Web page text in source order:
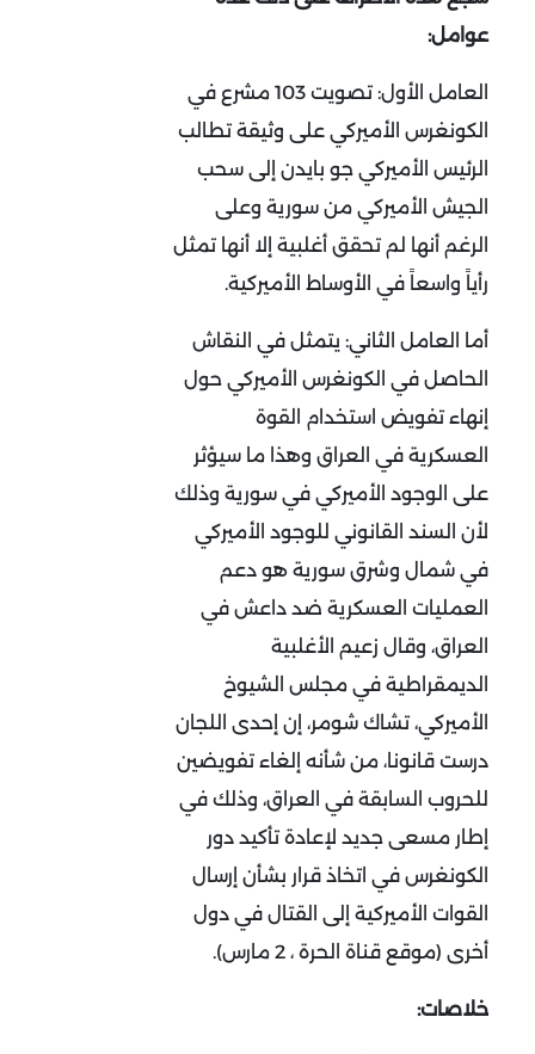
عوامل:
العامل الأول: تصويت 103 مشرع في
الكونغرس الأميركي على وثيقة تطالب
الرئيس الأميركي جو بايدن إلى سحب
الجيش الأميركي من سورية وعلى
الرغم أنها لم تحقق أغلبية إلا أنها تمثل
رأياً واسعاً في الأوساط الأميركية.
أما العامل الثاني: يتمثل في النقاش
الحاصل في الكونغرس الأميركي حول
إنهاء تفويض استخدام القوة
العسكرية في العراق وهذا ما سيؤثر
على الوجود الأميركي في سورية وذلك
لأن السند القانوني للوجود الأميركي
في شمال وشرق سورية هو دعم
العمليات العسكرية ضد داعش في
العراق، وقال زعيم الأغلبية
الديمقراطية في مجلس الشيوخ
الأميركي، تشاك شومر، إن إحدى اللجان
درست قانونا، من شأنه إلغاء تفويضين
للحروب السابقة في العراق، وذلك في
إطار مسعى جديد لإعادة تأكيد دور
الكونغرس في اتخاذ قرار بشأن إرسال
القوات الأميركية إلى القتال في دول
أخرى (موقع قناة الحرة ، 2 مارس).
خلاصات: